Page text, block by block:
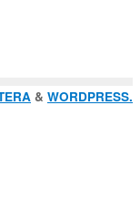
& WORDPRESS.